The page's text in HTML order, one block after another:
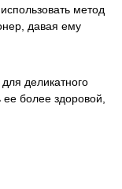
метод
давая ему
деликатного
более здоровой,